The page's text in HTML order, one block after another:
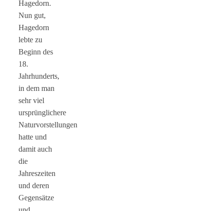
Hagedorn.
Nun gut,
Hagedorn
lebte zu
Beginn des
18.
Jahrhunderts,
in dem man
sehr viel
ursprünglichere
Naturvorstellungen
hatte und
damit auch
die
Jahreszeiten
und deren
Gegensätze